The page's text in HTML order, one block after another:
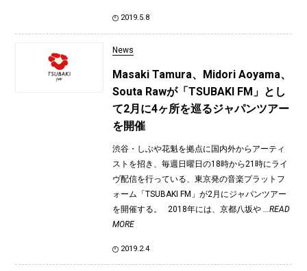
2019.5.8
News
Masaki Tamura、Midori Aoyama、
Souta Rawが「TSUBAKI FM」とし
て2月に4ヶ所を巡るジャパンツアー
を開催
渋谷・しぶや花魁を拠点に国内外からアーティ
ストを招き、毎週日曜日の18時から21時にライ
ヴ配信を行っている、東京発の音楽プラットフ
ォーム「TSUBAKI FM」が2月にジャパンツアー
を開催する。 2018年には、京都八坂や
...READ
MORE
2019.2.4